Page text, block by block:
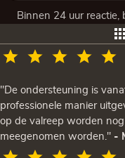
Binnen 24 uur
"De ondersteuning is
professionele manier
op de valreep worden
meegenomen worden." -